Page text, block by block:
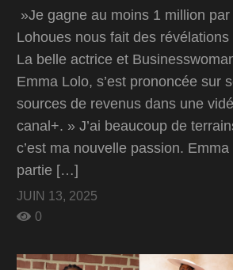
»Je gagne au moins 1 million
Lohoues nous fait des
La belle actrice et
Emma Lolo, s’est prononcée sur
sources de revenus dans une
canal+. » J’ai beaucoup de
c’est ma nouvelle passion.
partie […]
JUIN 13, 2025
0